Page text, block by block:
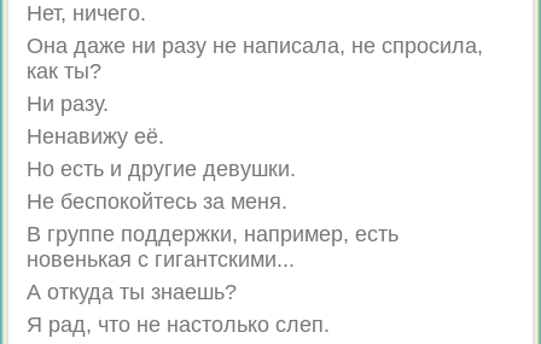
Нет, ничего.
Она даже ни разу не написала, не спросила,
как ты?
Ни разу.
Ненавижу её.
Но есть и другие девушки.
Не беспокойтесь за меня.
В группе поддержки, например, есть
новенькая с гигантскими...
А откуда ты знаешь?
Я рад, что не настолько слеп.